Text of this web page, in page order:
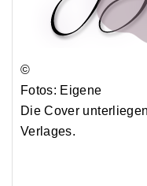
©
Fotos: Eigene
Die Cover
Verlages.